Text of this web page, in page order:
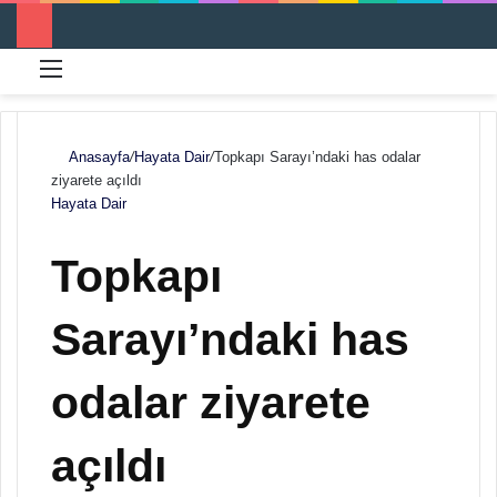
Anasayfa/Hayata Dair/Topkapı Sarayı’ndaki has odalar
ziyarete açıldı
Hayata Dair
Topkapı
Sarayı’ndaki has
odalar ziyarete
açıldı